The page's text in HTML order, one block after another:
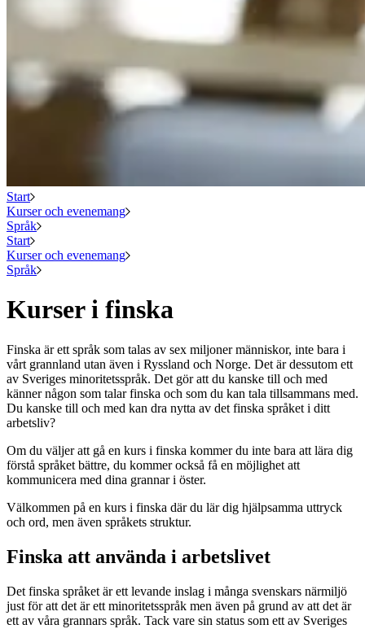
Start
Kurser och evenemang
Språk
Start
Kurser och evenemang
Språk
Kurser i finska
Finska är ett språk som talas av sex miljoner människor, inte bara i
vårt grannland utan även i Ryssland och Norge. Det är dessutom ett
av Sveriges minoritetsspråk. Det gör att du kanske till och med
känner någon som talar finska och som du kan tala tillsammans med.
Du kanske till och med kan dra nytta av det finska språket i ditt
arbetsliv?
Om du väljer att gå en kurs i finska kommer du inte bara att lära dig
förstå språket bättre, du kommer också få en möjlighet att
kommunicera med dina grannar i öster.
Välkommen på en kurs i finska där du lär dig hjälpsamma uttryck
och ord, men även språkets struktur.
Finska att använda i arbetslivet
Det finska språket är ett levande inslag i många svenskars närmiljö
just för att det är ett minoritetsspråk men även på grund av att det är
ett av våra grannars språk. Tack vare sin status som ett av Sveriges